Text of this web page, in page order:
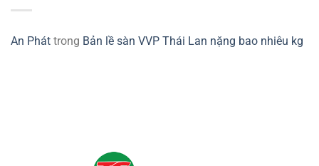
An Phát trong Bản lề sàn VVP Thái Lan nặng bao nhiêu kg